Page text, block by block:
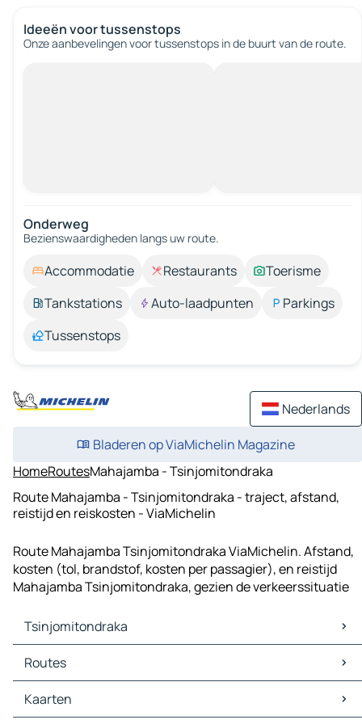
Ideeën voor tussenstops
Onze aanbevelingen voor tussenstops in de buurt van de route.
Onderweg
Bezienswaardigheden langs uw route.
Accommodatie Restaurants
Toerisme
Tankstations
Auto-laadpunten
Parkings
Tussenstops
Nederlands
Bladeren op ViaMichelin Magazine
HomeRoutesMahajamba - Tsinjomitondraka
Route Mahajamba - Tsinjomitondraka - traject, afstand,
reistijd en reiskosten - ViaMichelin
Route Mahajamba Tsinjomitondraka ViaMichelin. Afstand,
kosten (tol, brandstof, kosten per passagier), en reistijd
Mahajamba Tsinjomitondraka, gezien de verkeerssituatie
Tsinjomitondraka
Tsinjomitondraka Kaarten
Tsinjomitondraka Verkeer
Tsinjomitondraka Hotels
Tsinjomitondraka Restaurants
Routes
Routes Tsinjomitondraka - Mahajamba
Routes Tsinjomitondraka - Ambalabe Befanjava
Kaarten